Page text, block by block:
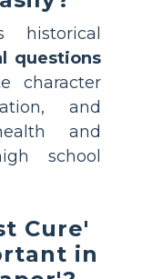
historical
questions
character
and
and
school
Cure'
in